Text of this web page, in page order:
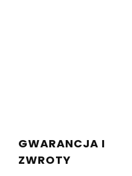
GWARANCJA I
ZWROTY